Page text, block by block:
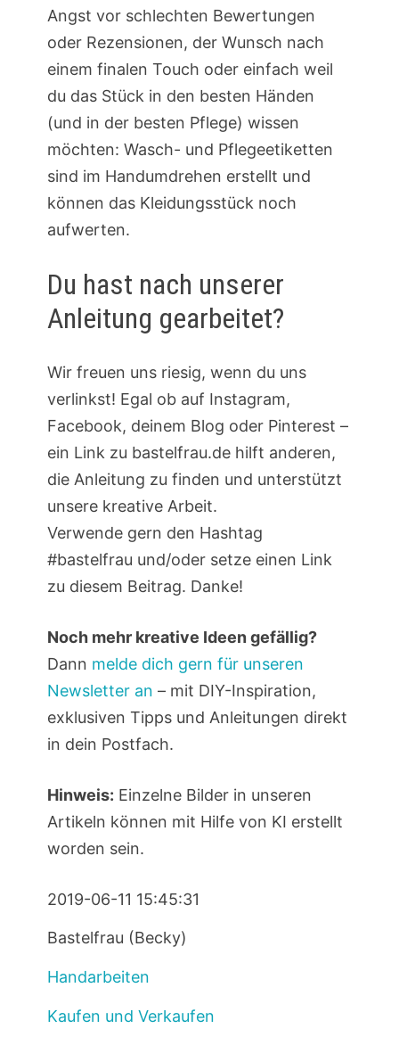
Angst vor schlechten Bewertungen
oder Rezensionen, der Wunsch nach
einem finalen Touch oder einfach weil
du das Stück in den besten Händen
(und in der besten Pflege) wissen
möchten: Wasch- und Pflegeetiketten
sind im Handumdrehen erstellt und
können das Kleidungsstück noch
aufwerten.
Du hast nach unserer
Anleitung gearbeitet?
Wir freuen uns riesig, wenn du uns
verlinkst! Egal ob auf Instagram,
Facebook, deinem Blog oder Pinterest –
ein Link zu bastelfrau.de hilft anderen,
die Anleitung zu finden und unterstützt
unsere kreative Arbeit.
Verwende gern den Hashtag
#bastelfrau und/oder setze einen Link
zu diesem Beitrag. Danke!
Noch mehr kreative Ideen gefällig?
Dann melde dich gern für unseren
Newsletter an – mit DIY-Inspiration,
exklusiven Tipps und Anleitungen direkt
in dein Postfach.
Hinweis: Einzelne Bilder in unseren
Artikeln können mit Hilfe von KI erstellt
worden sein.
2019-06-11 15:45:31
Bastelfrau (Becky)
Handarbeiten
Kaufen und Verkaufen